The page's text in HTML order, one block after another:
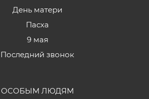
День матери
Пасха
9 мая
Последний звонок
ОСОБЫМ ЛЮДЯМ